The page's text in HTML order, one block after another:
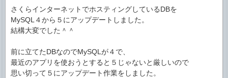
さくらインターネットでホスティングしているDBを
MySQL４から５にアップデートしました。
結構大変でした＾＾
前に立てたDBなのでMySQLが４で、
最近のアプリを使おうとすると５じゃないと厳しいので
思い切って５にアップデート作業をしました。